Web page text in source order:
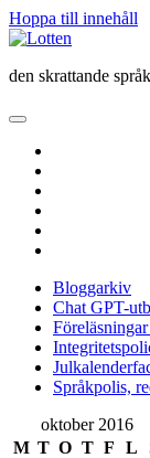
Hoppa till innehåll
Lotten
den skrattande
öppna
meny
Bloggarkiv
Chat GPT-
Språkpolis,
Sidopanel
oktober 2016
M T O T F L